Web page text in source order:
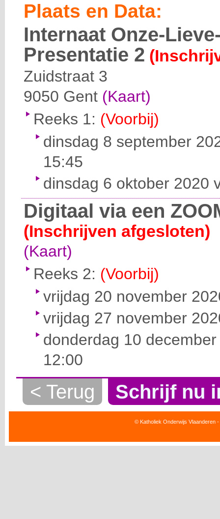
Plaats en Data:
Internaat Onze-
Presentatie 2
Zuidstraat 3
9050 Gent (Kaart)
Reeks 1: (Voorbij)
dinsdag 8 september
15:45
dinsdag 6 oktober 2020
Digitaal via een
(Inschrijven afgesloten)
(Kaart)
Reeks 2: (Voorbij)
vrijdag 20 november
vrijdag 27 november
donderdag 10
12:00
< Terug Schrijf nu
© Katholiek Onderwijs Vlaanderen